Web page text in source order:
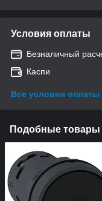
Условия оплаты
Безналичный
Каспи
Все условия оплаты
Подобные товары